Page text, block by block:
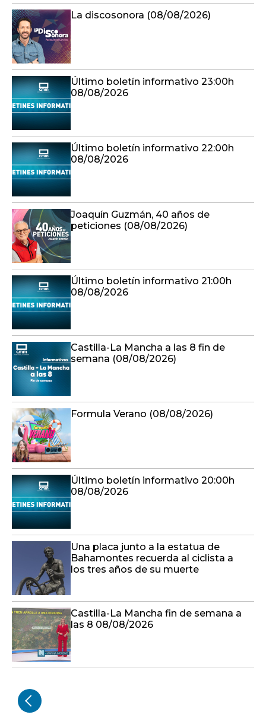
La discosonora (08/08/2026)
Último boletín informativo 23:00h
08/08/2026
Último boletín informativo 22:00h
08/08/2026
Joaquín Guzmán, 40 años de
peticiones (08/08/2026)
Último boletín informativo 21:00h
08/08/2026
Castilla-La Mancha a las 8 fin de
semana (08/08/2026)
Formula Verano (08/08/2026)
Último boletín informativo 20:00h
08/08/2026
Una placa junto a la estatua de
Bahamontes recuerda al ciclista a
los tres años de su muerte
Castilla-La Mancha fin de semana a
las 8 08/08/2026